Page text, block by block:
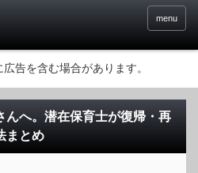
menu
告を含む場合があります。
んへ。潜在保育士が復帰・再
まとめ